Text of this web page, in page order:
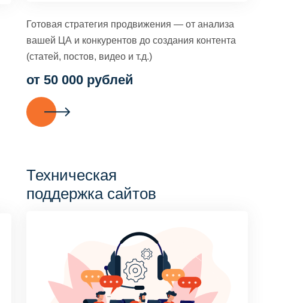
Готовая стратегия продвижения — от анализа
вашей ЦА и конкурентов до создания контента
(статей, постов, видео и т.д.)
от 50 000 рублей
Техническая
поддержка сайтов